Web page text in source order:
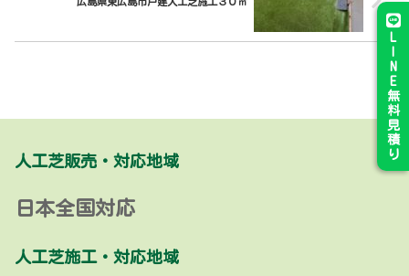
L
N
E
無
料
見
積
り
人工芝販売・対応地域
日本全国対応
人工芝施工・対応地域